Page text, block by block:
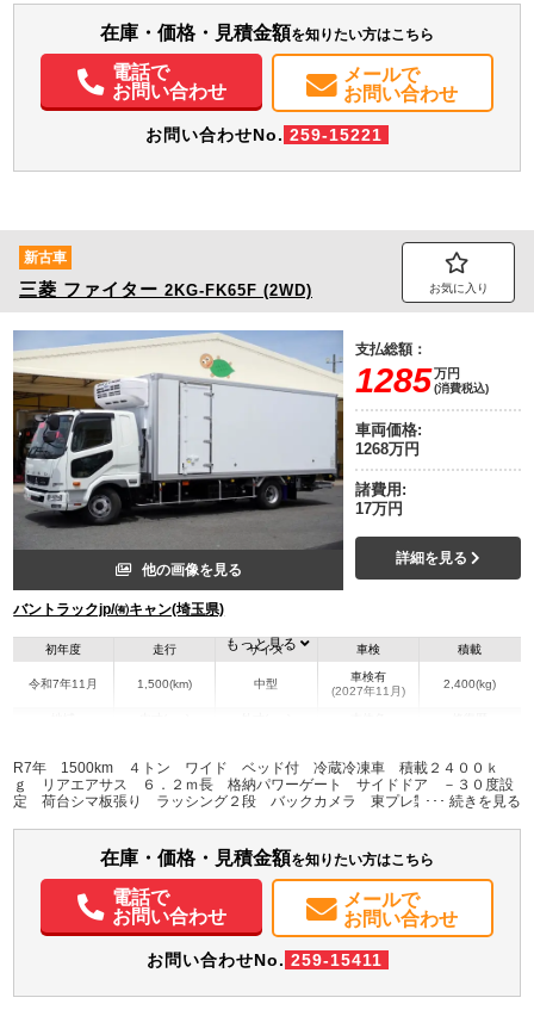
パワステ パワーウィンドウ ABS エアバッグ
アルミホイール
集中ドアロック
電動格納ミラー ETC バックモニター
車検Ｒ９年１２月迄 上物同年式 警報型
在庫・価格・見積金額を知りたい方はこちら
電話で
お問い合わせ
メールで
お問い合わせ
お問い合わせNo. 259-15221
新古車
三菱 ファイター 2KG-FK65F (2WD) お気に入り
他の画像を見る
バントラックjp/㈲キャン(埼玉県)
支払総額：
1285万円
(消費税込)
車両価格:
1268万円
諸費用:
17万円
詳細を見る
初年度
令和7年11月
走行
1,500(km)
サイズ
中型
車検
車検有
(2027年11月)
積載
2,400(kg)
埼玉県
W:2,250
H:2,110
W:2,490
H:3,290
無
パワステ パワーウィンドウ ABS エアバッグ
集中ドアロック
電動格納ミラー
バックモニター
もっと見る
R7年 1500km ４トン ワイド ベッド付 冷蔵冷凍車 積載２４００ｋ
ｇ リアエアサス ６．２ｍ長 格納パワーゲート サイドドア －３０度設
定 荷台シマ板張り ラッシング２段 バックカメラ 東プレ製（XV82LOC-
在庫・価格・見積金額を知りたい方はこちら
電話で
お問い合わせ
メールで
お問い合わせ
お問い合わせNo. 259-15411